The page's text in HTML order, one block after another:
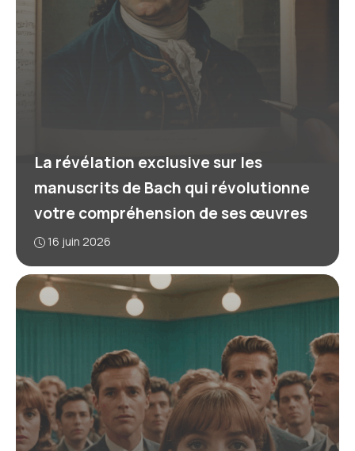
La révélation exclusive sur les
manuscrits de Bach qui révolutionne
votre compréhension de ses œuvres
16 juin 2026